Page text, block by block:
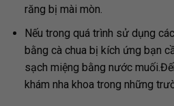
răng bị mài mòn.
Nếu trong quá trình sử dụng
bằng cà chua bị kích ứng bạn
sạch miệng bằng nước
khám nha khoa trong những